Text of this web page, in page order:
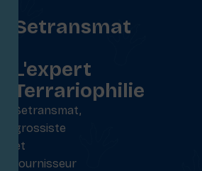
Setransmat
L'expert
Terrariophilie
Setransmat,
grossiste
et
fournisseur